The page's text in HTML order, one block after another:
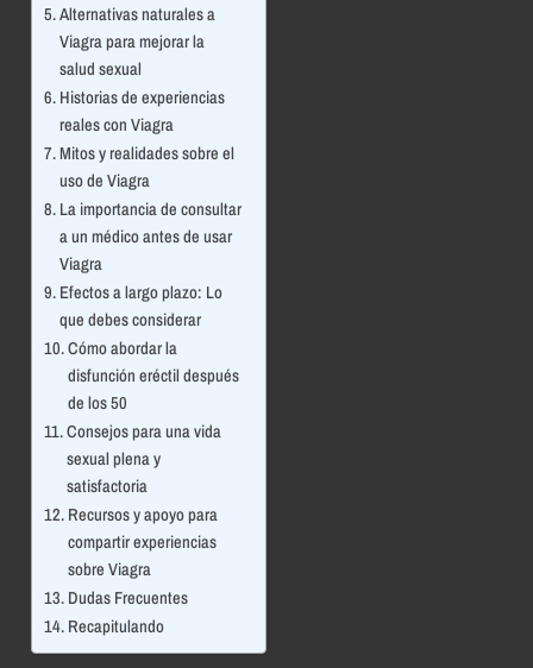
Alternativas naturales a
Viagra para mejorar la
salud sexual
Historias de experiencias
reales con Viagra
Mitos y realidades sobre el
uso de Viagra
La importancia de consultar
a un médico antes de usar
Viagra
Efectos a largo plazo: Lo
que debes considerar
Cómo abordar la
disfunción eréctil después
de los 50
Consejos para una vida
sexual plena y
satisfactoria
Recursos y apoyo para
compartir experiencias
sobre Viagra
Dudas Frecuentes
Recapitulando